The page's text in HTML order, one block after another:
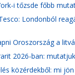
i tőzsde főbb
Londonból
Oroszország a
2026-ban:
közérdekből: mi